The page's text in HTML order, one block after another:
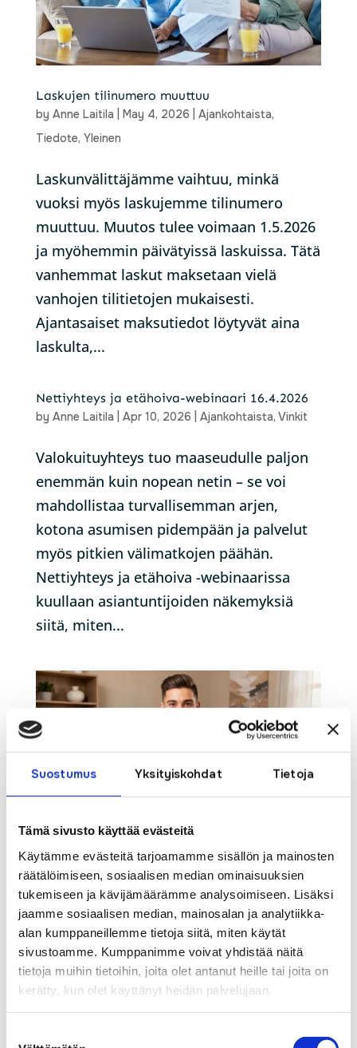
Suostumus Yksityiskohdat Tietoja
Tämä sivusto käyttää evästeitä
Käytämme evästeitä tarjoamamme sisällön ja mainosten
räätälöimiseen, sosiaalisen median ominaisuuksien
tukemiseen ja kävijämäärämme analysoimiseen. Lisäksi
jaamme sosiaalisen median, mainosalan ja analytiikka-
alan kumppaneillemme tietoja siitä, miten käytät
sivustoamme. Kumppanimme voivat yhdistää näitä
tietoja muihin tietoihin, joita olet antanut heille tai joita on
kerätty, kun olet käyttänyt heidän palvelujaan.
Laskujen tilinumero muuttuu
by Anne Laitila May 4, 2026 Ajankohtaista,
Tiedote, Yleinen
Laskunvälittäjämme vaihtuu, minkä
vuoksi myös laskujemme tilinumero
muuttuu. Muutos tulee voimaan 1.5.2026
ja myöhemmin päivätyissä laskuissa. Tätä
vanhemmat laskut maksetaan vielä
vanhojen tilitietojen mukaisesti.
Ajantasaiset maksutiedot löytyvät aina
laskulta,...
Nettiyhteys ja etähoiva-webinaari 16.4.2026
by Anne Laitila Apr 10, 2026 Ajankohtaista, Vinkit
Valokuituyhteys tuo maaseudulle paljon
enemmän kuin nopean netin – se voi
mahdollistaa turvallisemman arjen,
kotona asumisen pidempään ja palvelut
myös pitkien välimatkojen päähän.
Nettiyhteys ja etähoiva -webinaarissa
kuullaan asiantuntijoiden näkemyksiä
siitä, miten...
VALON JUHLA
byAnne Laitila|Dec 30, 2025|Ajankohtaista,
Uncategorised
Siilinjärven valokuituverkkomme on
rakentunut menneen rakennuskauden
aikana jo hyvin pitkälle. Nyt haluamme
juhlia uutta verkkoa asiakkaidemme
kanssa ja kutsumme teidät Valon Juhlaan